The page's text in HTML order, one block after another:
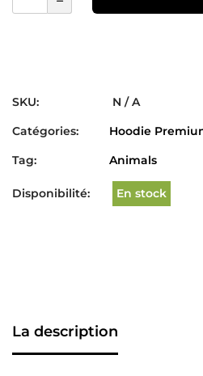
SKU:
N / A
Catégories:
Hoodie
Tag:
Animals
Disponibilité: En stock
La description